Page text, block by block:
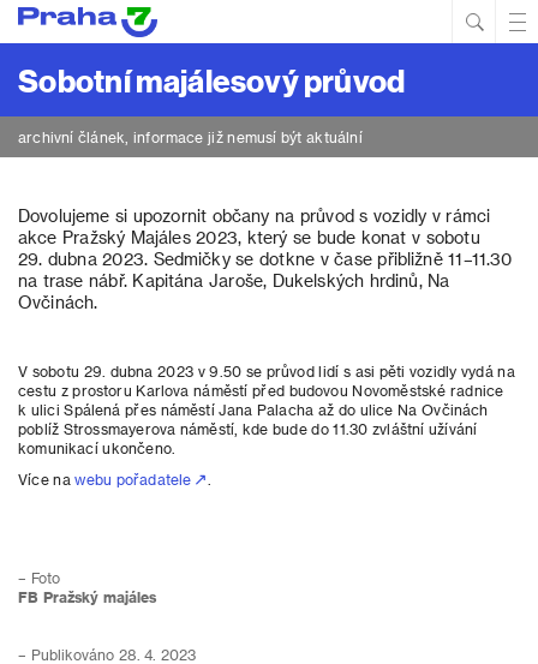
Sobotní majálesový průvod
archivní článek, informace již nemusí být aktuální
Dovolujeme si upozornit občany na průvod s vozidly v rámci
akce Pražský Majáles 2023, který se bude konat v sobotu
29. dubna 2023. Sedmičky se dotkne v čase přibližně 11–11.30
na trase nábř. Kapitána Jaroše, Dukelských hrdinů, Na
Ovčinách.
V sobotu 29. dubna 2023 v 9.50 se průvod lidí s asi pěti vozidly vydá na
cestu z prostoru Karlova náměstí před budovou Novoměstské radnice
k ulici Spálená přes náměstí Jana Palacha až do ulice Na Ovčinách
poblíž Strossmayerova náměstí, kde bude do 11.30 zvláštní užívání
komunikací ukončeno.
Více nawebu pořadatele
– Foto
FB Pražský majáles
– Publikováno 28. 4. 2023